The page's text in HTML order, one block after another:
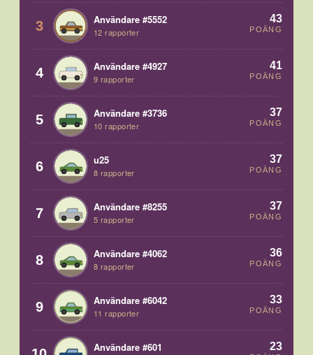
3 Användare #5552
12 rapporter
43
POÄNG
4 Användare #4927
9 rapporter
41
POÄNG
5 Användare #3736
10 rapporter
37
POÄNG
6 u25
8 rapporter
37
POÄNG
7 Användare #8255
5 rapporter
37
POÄNG
8 Användare #4062
8 rapporter
36
POÄNG
9 Användare #6042
11 rapporter
33
POÄNG
Användare #601 23